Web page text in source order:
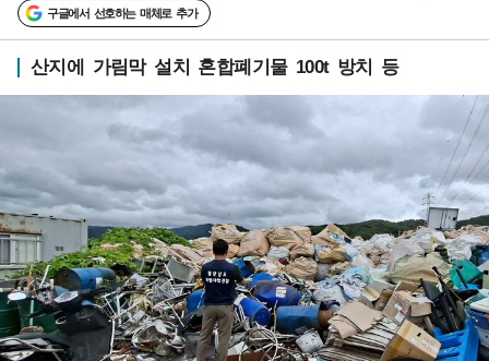
구글에서 선호하는 매체로 추가
산지에 가림막 설치 혼합폐기물 100t 방치 등